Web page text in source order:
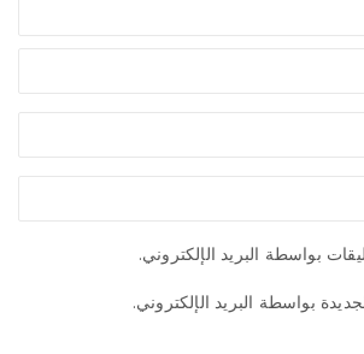
بواسطة البريد الإلكتروني.
بواسطة البريد الإلكتروني.